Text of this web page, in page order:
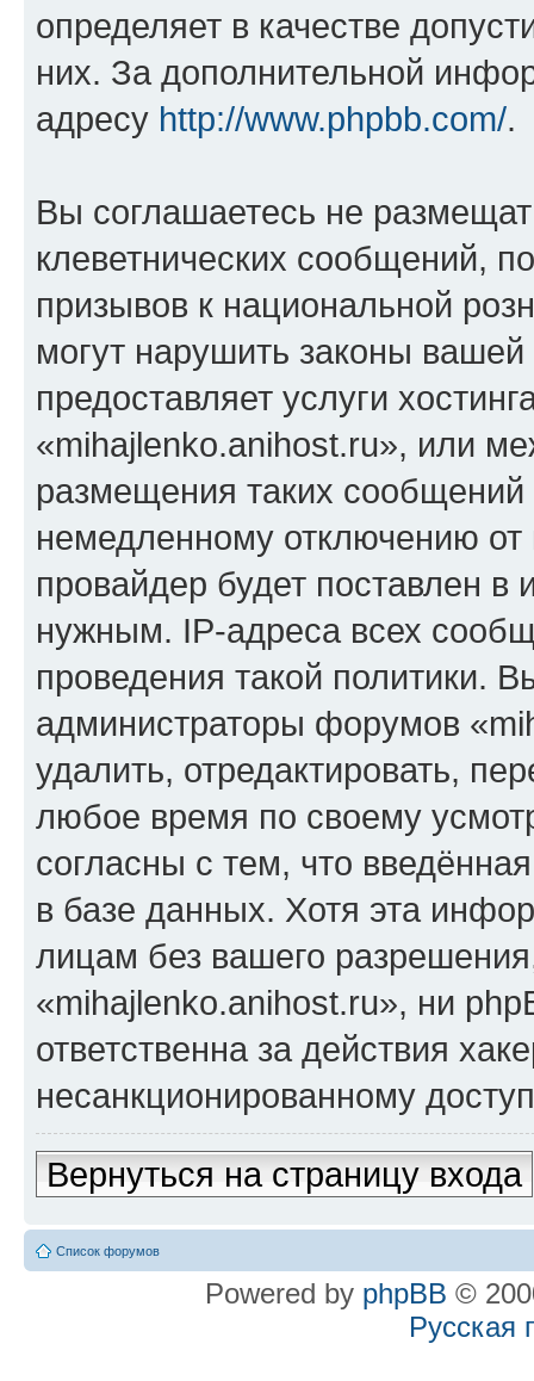
определяет в качестве
них. За дополнительной
адресу http://www.phpbb.com/.
Вы соглашаетесь не
клеветнических сообщений,
призывов к национальной
могут нарушить законы
предоставляет услуги
«mihajlenko.anihost.ru», или
размещения таких
немедленному отключению
провайдер будет поставлен в
нужным. IP-адреса всех
проведения такой политики.
администраторы форумов
удалить, отредактировать,
любое время по своему
согласны с тем, что
в базе данных. Хотя эта
лицам без вашего
«mihajlenko.anihost.ru», ни
ответственна за действия
несанкционированному
Вернуться на страницу входа
Список форумов
Powered by phpBB ©
Русская